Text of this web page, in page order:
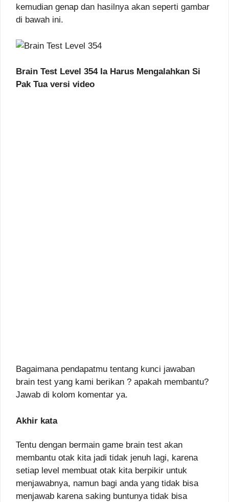
kemudian genap dan hasilnya akan seperti gambar
di bawah ini.
Brain Test Level 354 Ia Harus Mengalahkan Si
Pak Tua versi video
Bagaimana pendapatmu tentang kunci jawaban
brain test yang kami berikan ? apakah membantu?
Jawab di kolom komentar ya.
Akhir kata
Tentu dengan bermain game brain test akan
membantu otak kita jadi tidak jenuh lagi, karena
setiap level membuat otak kita berpikir untuk
menjawabnya, namun bagi anda yang tidak bisa
menjawab karena saking buntunya tidak bisa